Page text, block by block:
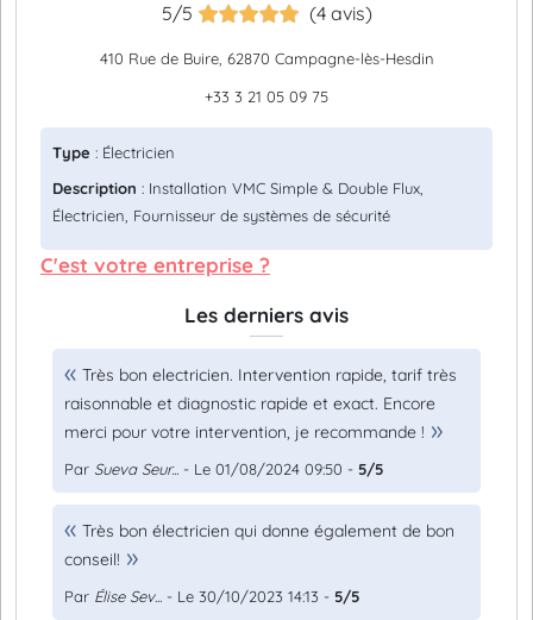
5/5 (4 avis)
410 Rue de Buire, 62870 Campagne-lès-Hesdin
+33 3 21 05 09 75
Type : Électricien
Description : Installation VMC Simple & Double Flux,
Électricien, Fournisseur de systèmes de sécurité
C'est votre entreprise ?
Les derniers avis
Très bon electricien. Intervention rapide, tarif très
raisonnable et diagnostic rapide et exact. Encore
merci pour votre intervention, je recommande !
Par Sueva Seur... - Le 01/08/2024 09:50 - 5/5
Très bon électricien qui donne également de bon
conseil!
Par Élise Sev... - Le 30/10/2023 14:13 - 5/5